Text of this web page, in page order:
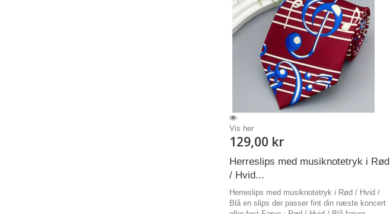
Vis her
129,00 kr
Herreslips med musiknotetryk i Rød
/ Hvid...
Herreslips med musiknotetryk i Rød / Hvid /
Blå en slips der passer fint din næste koncert